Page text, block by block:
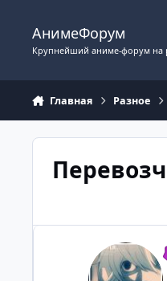
АнимеФорум
Крупнейший аниме-форум на
Главная Разное